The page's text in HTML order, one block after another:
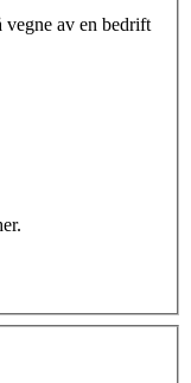
vegne av en bedrift